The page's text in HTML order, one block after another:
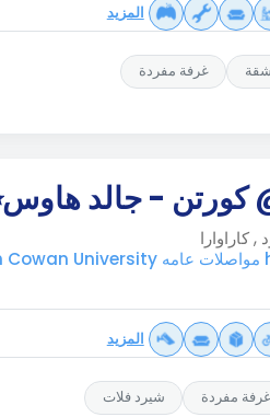
المزيد
شقة غرفة مفردة
كورتن - جالد هاوس
المزيد
غرفة مفردة شيرد فلات